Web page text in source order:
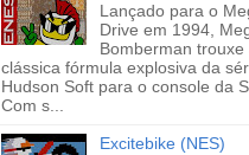
Lançado para o
Drive em 1994,
Bomberman trouxe
clássica fórmula explosiva da
Hudson Soft para o console da
Com s...
Excitebike (NES)